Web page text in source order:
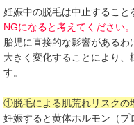
妊娠中の脱毛は中止すること
NGになると考えてください。
胎児に直接的な影響がある
大きく変化することにより
す。
①脱毛による肌荒れリスクの
妊娠すると黄体ホルモン（プ